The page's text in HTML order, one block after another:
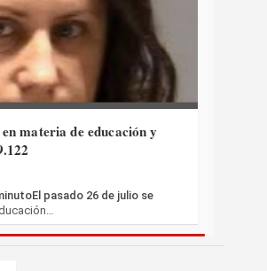
materia de educación y
pasado 26 de julio se